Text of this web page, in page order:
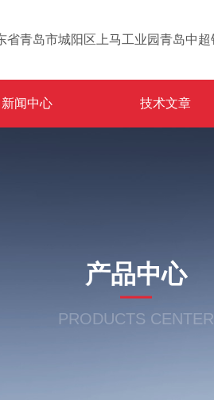
新闻中心 技术文章
产品中心
PRODUCTS CENTER